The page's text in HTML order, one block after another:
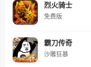
烈火骑士
免费版
霸刀传奇
沙雕狂暴